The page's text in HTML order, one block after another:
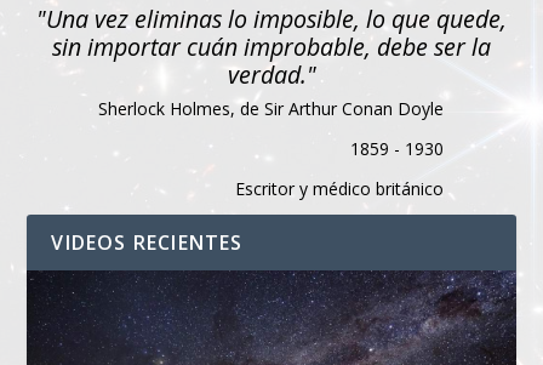
"Una vez eliminas lo imposible, lo que quede,
sin importar cuán improbable, debe ser la
verdad."
Sherlock Holmes, de Sir Arthur Conan Doyle
1859 - 1930
Escritor y médico británico
VIDEOS RECIENTES